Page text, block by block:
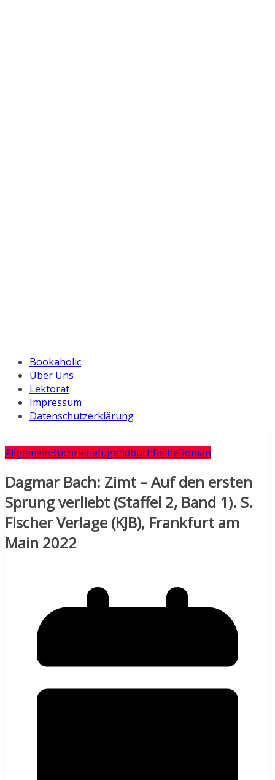
Bookaholic
Über Uns
Lektorat
Impressum
Datenschutzerklärung
AllgemeinBuchreiheJugendbuchReiheRoman
Dagmar Bach: Zimt – Auf den ersten
Sprung verliebt (Staffel 2, Band 1). S.
Fischer Verlage (KJB), Frankfurt am
Main 2022